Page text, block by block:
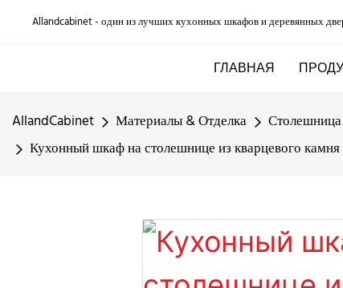
Allandcabinet - один из лучших кухонных шкафов и деревянных
ГЛАВНАЯ
AllandCabinet Материалы & Отделка Столешница
Кухонный шкаф на столешнице из кварцевого